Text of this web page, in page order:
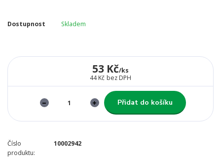
Dostupnost Skladem
53 Kč/ks
44 Kč bez DPH
Přidat do košíku
Číslo
produktu:
10002942